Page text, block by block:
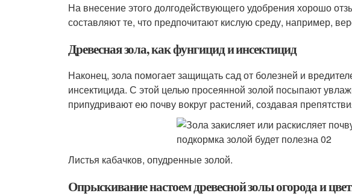
На внесение этого долгодействующего удобрения хорошо
составляют те, что предпочитают кислую среду, например,
Древесная зола, как фунгицид и инсектицид
Наконец, зола помогает защищать сад от болезней и
инсектицида. С этой целью просеянной золой посыпают
припудривают ею почву вокруг растений, создавая
Листья кабачков, опудренные золой.
Опрыскивание настоем древесной золы огорода и